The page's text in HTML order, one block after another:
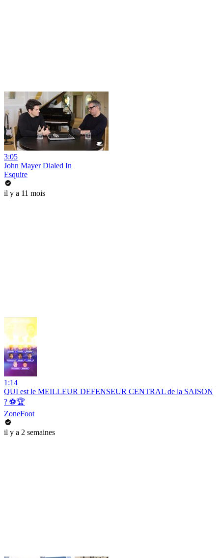
3:05
John Mayer Dialed In
Esquire
il y a 11 mois
1:14
QUI est le MEILLEUR DEFENSEUR CENTRAL de la SAISON
? ⚽️🏆
ZoneFoot
il y a 2 semaines